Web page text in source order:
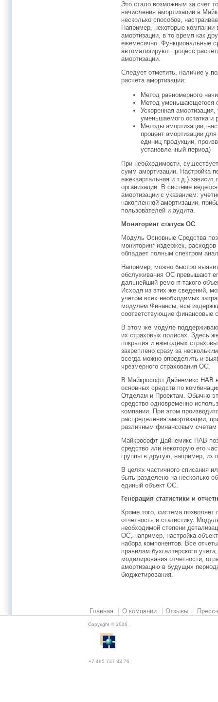
Это стало возможным за счет
начисления амортизации в
несколько способов,
Например, некоторые
амортизации, в то время как
ежемесячно. Функциональные
автоматизируют процесс
амортизации.
Следует отметить, наличие у
расчета амортизации:
Метод равномерного
Метод уменьшающегося
Ускоренная
уменьшаемого остатка и
Методы амортизации,
процент амортизации
единиц продукции,
установленный период)
При необходимости,
сумм амортизации. Настройка
ежеквартальная и т.д.) зависит
организации. В системе
амортизации c указанием:
накопленной амортизации,
пользователей и аудита.
Мониторинг статуса ОС
Модуль Основные Средства
мониторинг издержек,
обладает полным спектром
Например, можно быстро
обслуживания ОС превышают
дальнейший ремонт такого
Исходя из этих же сведений,
учетом всех необходимых
модулем Финансы, все
соответствующие финансовые
В этом же модуле
их страховых полисах. Здесь
покрытия и ежегодных
закреплено сразу за
всегда можно определить и
чрезмерного страхования ОС.
В Майкрософт Дайнемикс НАВ
основных средств по
Отделам и Проектам. Обычно
средство одновременно
компании. При этом
распределения амортизации,
различным финансовым счетам
Майкрософт Дайнемикс НАВ
средство или некоторую его
группы в другую, например, из
В целях частичного списания
быть разделено на несколько
единый объект ОС.
Генерация статистики и
Кроме того, система позволяет
отчетность и статистику.
необходимой степени
ОС, например, настройка
набора компонентов. Все
правилам бухгалтерского
моделирования отчетности,
амортизацию в будущих
бюджетирования.
Главная О компании Отзывы
Copyright © 2026
+7 495 737 33 76